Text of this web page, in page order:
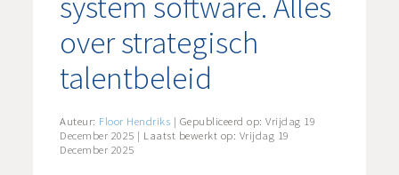
over strategisch
talentbeleid
Auteur: Floor Hendriks | Gepubliceerd op:Vrijdag 19
December 2025 | Laatst bewerkt op: Vrijdag 19
December 2025